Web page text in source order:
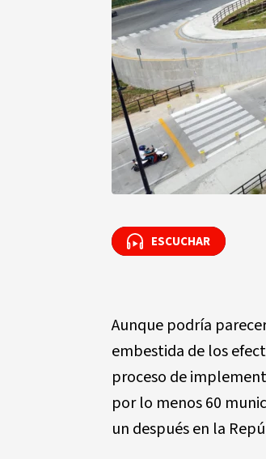
ESCUCHAR
ESCUCHAR
Aunque podría
embestida de los
proceso de
por lo menos 60
un después en la